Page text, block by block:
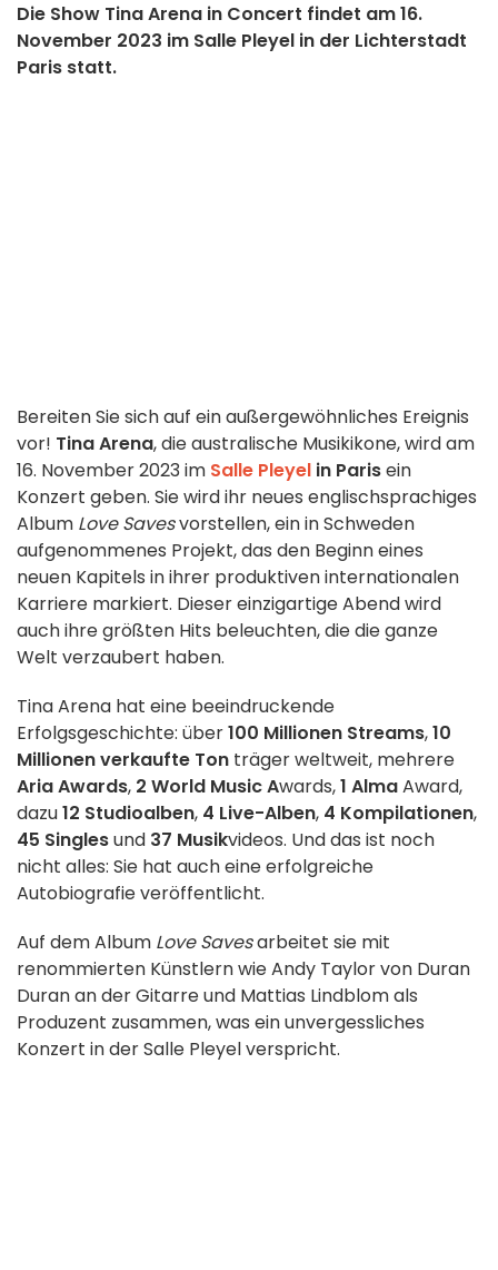
Die Show Tina Arena in Concert findet am 16.
November 2023 im Salle Pleyel in der Lichterstadt
Paris statt.
Bereiten Sie sich auf ein außergewöhnliches Ereignis
vor! Tina Arena, die australische Musikikone, wird am
16. November 2023 im Salle Pleyel in Parisein
Konzert geben. Sie wird ihr neues englischsprachiges
Album Love Savesvorstellen, ein in Schweden
aufgenommenes Projekt, das den Beginn eines
neuen Kapitels in ihrer produktiven internationalen
Karriere markiert. Dieser einzigartige Abend wird
auch ihre größten Hits beleuchten, die die ganze
Welt verzaubert haben.
Tina Arena hat eine beeindruckende
Erfolgsgeschichte: über100 Millionen Streams,10
Millionen verkaufte Ton träger weltweit, mehrere
Aria Awards, 2 World Music Awards,1 AlmaAward,
dazu12 Studioalben, 4 Live-Alben, 4 Kompilationen,
45 Singlesund 37 Musikvideos. Und das ist noch
nicht alles: Sie hat auch eine erfolgreiche
Autobiografie veröffentlicht.
Auf dem Album Love Savesarbeitet sie mit
renommierten Künstlern wie Andy Taylor von Duran
Duran an der Gitarre und Mattias Lindblom als
Produzent zusammen, was ein unvergessliches
Konzert in der Salle Pleyel verspricht.